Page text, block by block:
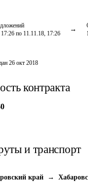
по 11.11.18, 17:26
26 окт 2018
контракта
и транспорт
край →